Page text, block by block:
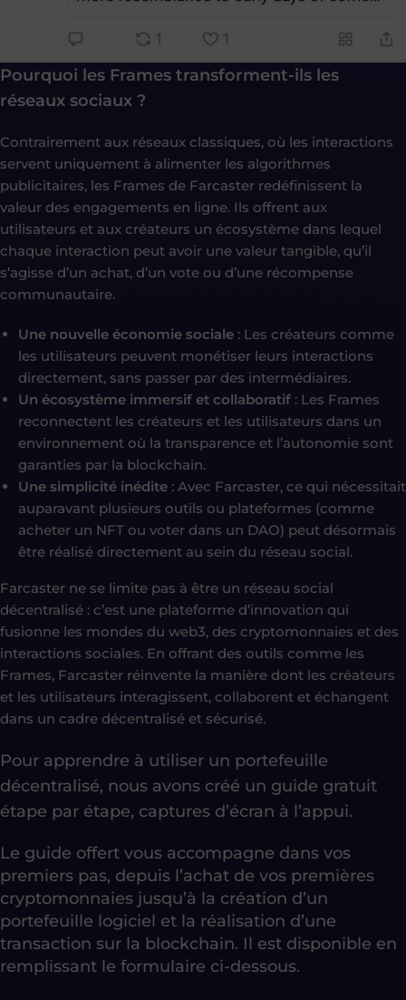
Pourquoi les Frames transforment-ils les
réseaux sociaux ?
Contrairement aux réseaux classiques, où les interactions
servent uniquement à alimenter les algorithmes
publicitaires, les Frames de Farcaster redéfinissent la
valeur des engagements en ligne. Ils offrent aux
utilisateurs et aux créateurs un écosystème dans lequel
chaque interaction peut avoir une valeur tangible, qu’il
s’agisse d’un achat, d’un vote ou d’une récompense
communautaire.
Une nouvelle économie sociale : Les créateurs comme
les utilisateurs peuvent monétiser leurs interactions
directement, sans passer par des intermédiaires.
Un écosystème immersif et collaboratif : Les Frames
reconnectent les créateurs et les utilisateurs dans un
environnement où la transparence et l’autonomie sont
garanties par la blockchain.
Une simplicité inédite : Avec Farcaster, ce qui nécessitait
auparavant plusieurs outils ou plateformes (comme
acheter un NFT ou voter dans un DAO) peut désormais
être réalisé directement au sein du réseau social.
Farcaster ne se limite pas à être un réseau social
décentralisé : c’est une plateforme d’innovation qui
fusionne les mondes du web3, des cryptomonnaies et des
interactions sociales. En offrant des outils comme les
Frames, Farcaster réinvente la manière dont les créateurs
et les utilisateurs interagissent, collaborent et échangent
dans un cadre décentralisé et sécurisé.
Pour apprendre à utiliser un portefeuille
décentralisé, nous avons créé un guide gratuit
étape par étape, captures d’écran à l’appui.
Le guide offert vous accompagne dans vos
premiers pas, depuis l’achat de vos premières
cryptomonnaies jusqu’à la création d’un
portefeuille logiciel et la réalisation d’une
transaction sur la blockchain. Il est disponible en
remplissant le formulaire ci-dessous.